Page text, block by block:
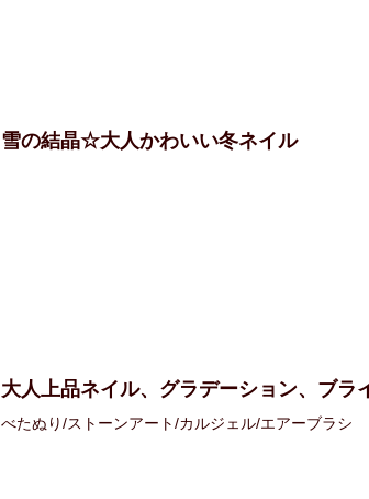
雪の結晶☆大人かわいい冬ネイル
大人上品ネイル、グラデーション、ブラ
べたぬり/ストーンアート/カルジェル/エアーブラシ